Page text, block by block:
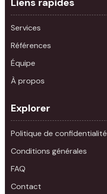
Services
Références
Équipe
À propos
Explorer
Politique de confidentialité
Conditions générales
FAQ
Contact